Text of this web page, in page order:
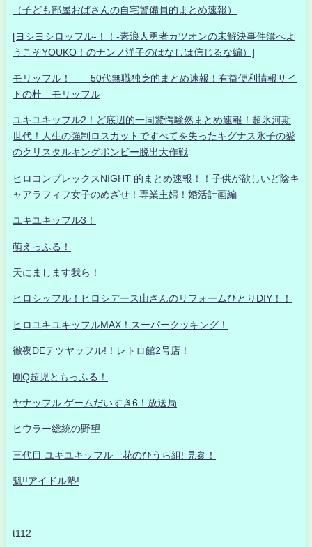
（子ども部屋おばさんの自宅警備員的まとめ速報）
[ヨシヨシロッフル-！！-素浪人勇者カツオンの未解決事件簿へよ
うこそYOUKO！のナンノ洋子のはなしは信じるな編）]
モリッフル！ 50代無職独身的まとめ速報！有益便利情報サイ
トの杜 モリッフル
ユキユキッフル2！ど底辺的一同驚愕騒然まとめ速報！超氷河期
世代！人生の強制ロスカットですべてを失ったキグナス氷子の愛
のクリスタルキングボンビー脱出大作戦
ヒロコンプレックスNIGHT 的まとめ速報！！子供が欲しいど陰キ
ャアラフィフ女子のめざせ！専業主婦！婚活計画編
ユキユキッフル3！
萌えっふる！
天にまします我ら！
ヒロシッフル！ヒロシデース山さんのリフォームひとりDIY！！
ヒロユキユキッフルMAX！スーパークッキング！
徹夜DEテツヤッフル!！レトロ館2号店！
剛Q超児ともっふる！
ヤナッフル ゲームだいすき6！放送局
ヒウラー総統の野望
三代目 ユキユキッフル 花のひうら組! 見参！
魁!!アイドル塾!
t112